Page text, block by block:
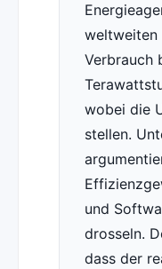
weltweiten
Verbrauch
wobei die
stellen.
und
drosseln.
dass der